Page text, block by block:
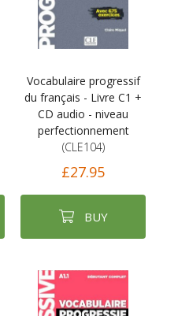
Vocabulaire progressif
du français - Livre C1 +
CD audio - niveau
perfectionnement
(CLE104)
£27.95
BUY